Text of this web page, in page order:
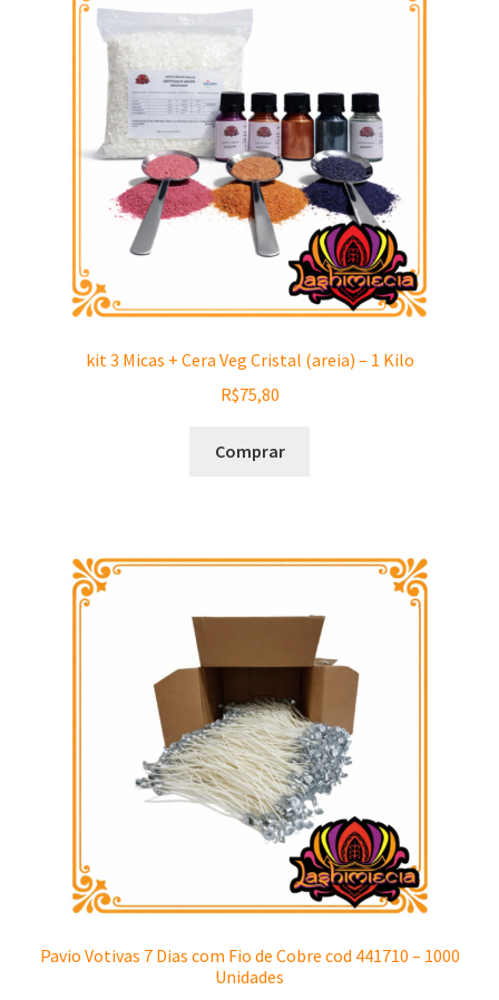
kit 3 Micas + Cera Veg Cristal (areia) – 1 Kilo
R$75,80
Comprar
Pavio Votivas 7 Dias com Fio de Cobre cod 441710 – 1000
Unidades